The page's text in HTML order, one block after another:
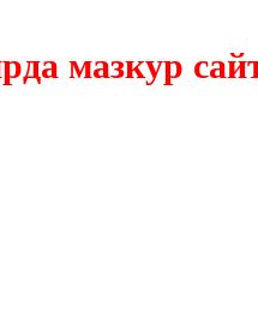
мазкур